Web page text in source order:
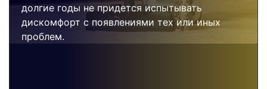
долгие годы не придется испытывать
дискомфорт с появлениями тех или иных
проблем.